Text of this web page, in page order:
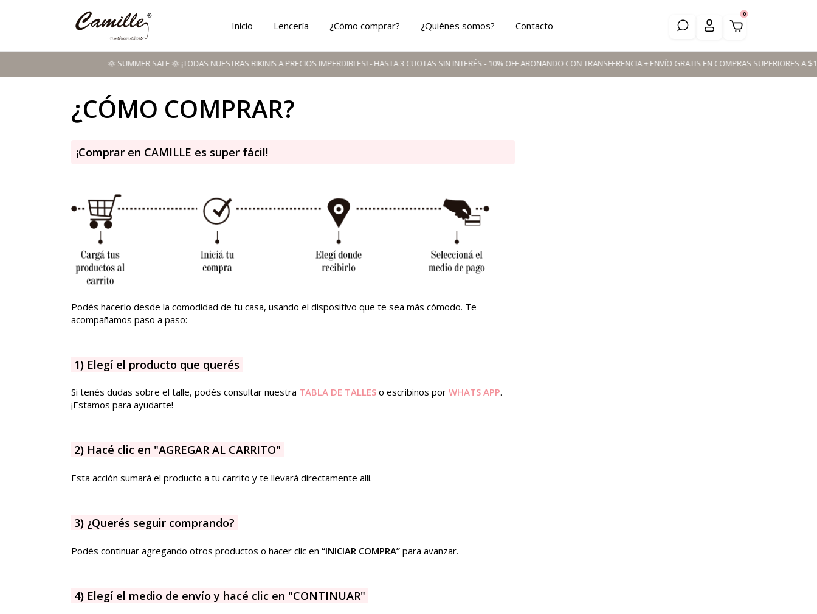
Inicio Lencería ¿Cómo comprar? ¿Quiénes somos? Contacto
0
🌞 SUMMER SALE 🌞 ¡TODAS NUESTRAS BIKINIS A PRECIOS IMPERDIBLES! - HASTA 3 CUOTAS SIN INTERÉS - 10% OFF ABONANDO CON TRANSFERENCIA + ENVÍO GRATIS EN COMPRAS SUPERIORES A $110.000
¿CÓMO COMPRAR?
¡Comprar en CAMILLE es super fácil!
Podés hacerlo desde la comodidad de tu casa, usando el dispositivo que te sea más cómodo. Te
acompañamos paso a paso:
1) Elegí el producto que querés
Si tenés dudas sobre el talle, podés consultar nuestra TABLA DE TALLES o escribinos por WHATS APP.
¡Estamos para ayudarte!
2) Hacé clic en "AGREGAR AL CARRITO"
Esta acción sumará el producto a tu carrito y te llevará directamente allí.
3) ¿Querés seguir comprando?
Podés continuar agregando otros productos o hacer clic en “INICIAR COMPRA” para avanzar.
4) Elegí el medio de envío y hacé clic en "CONTINUAR"